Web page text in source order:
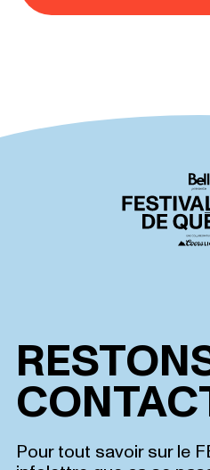
Pour tout savoir sur le